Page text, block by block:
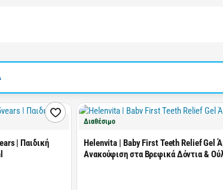
| Παιδική
Διαθέσιμο
Helenvita | Baby First Teeth Relief Gel
Ανακούφιση στα Βρεφικά Δόντια &